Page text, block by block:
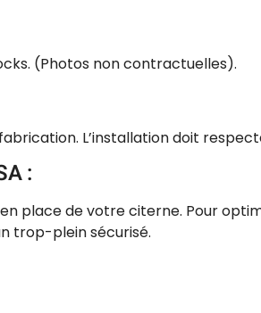
(Photos non contractuelles).
L’installation doit
:
place de votre citerne. Pour
trop-plein sécurisé.